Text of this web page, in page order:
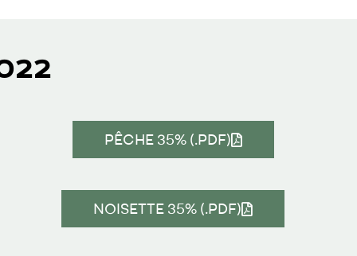
PÊCHE 35% (.PDF)
NOISETTE 35% (.PDF)